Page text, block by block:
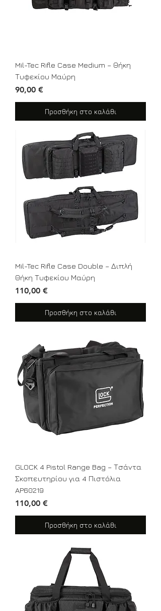
Mil-Tec Rifle Case Medium – Θήκη
Τυφεκίου Μαύρη
Τιμή
90,00 €
Προσθήκη στο καλάθι
Mil-Tec Rifle Case Double – Διπλή
Θήκη Τυφεκίου Μαύρη
Τιμή
110,00 €
Προσθήκη στο καλάθι
GLOCK 4 Pistol Range Bag – Τσάντα
Σκοπευτηρίου για 4 Πιστόλια
AP60219
Τιμή
110,00 €
Προσθήκη στο καλάθι